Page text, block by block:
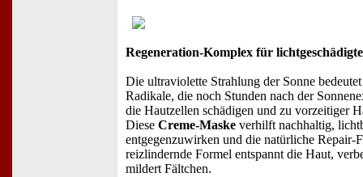
Regeneration-Komplex für
Die ultraviolette Strahlung der Sonne
Radikale, die noch Stunden nach der
die Hautzellen schädigen und zu vorzeitiger
Diese Creme-Maske verhilft nachhaltig,
entgegenzuwirken und die natürliche Repair-
reizlindernde Formel entspannt die Haut,
mildert Fältchen.